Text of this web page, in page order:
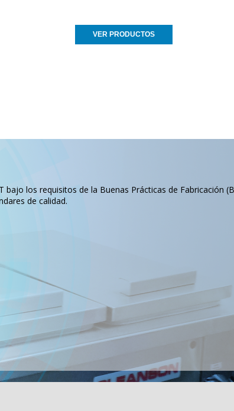
VER PRODUCTOS
los requisitos de la Buenas Prácticas de Fabricación
de calidad.